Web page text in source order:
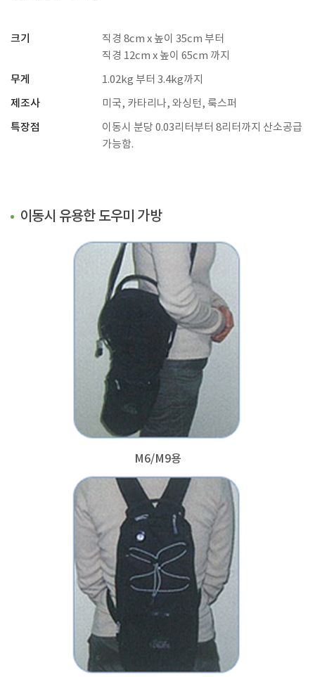
크기
직경 8cm x 높이 35cm 부터
직경 12cm x 높이 65cm 까지
무게
1.02kg 부터 3.4kg까지
제조사
미국, 카타리나, 와싱턴, 룩스퍼
특장점
이동시 분당 0.03리터부터 8리터까지 산소공급
가능함.
이동시 유용한 도우미 가방
M6/M9용